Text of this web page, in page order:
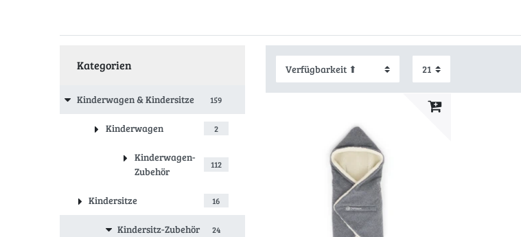
Kategorien
Kinderwagen & Kindersitze 159
Kinderwagen 2
Kinderwagen-
Zubehör
112
Kindersitze 16
Kindersitz-Zubehör 24